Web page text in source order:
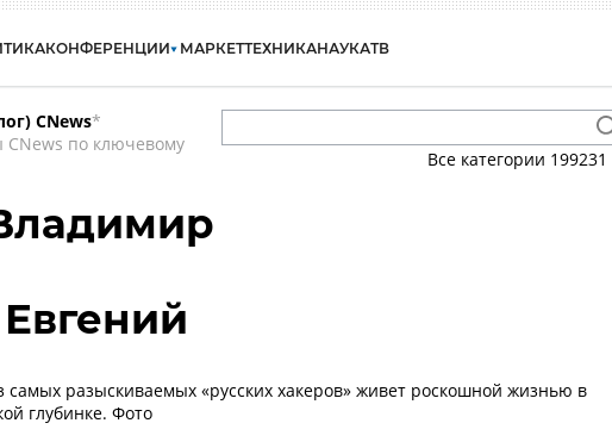
КОНФЕРЕНЦИИ МАРКЕТТЕХНИКАНАУКАТВ
CNews*
CNews по ключевому
Все категории 199231
самых разыскиваемых «русских хакеров» живет роскошной жизнью в
глубинке. Фото